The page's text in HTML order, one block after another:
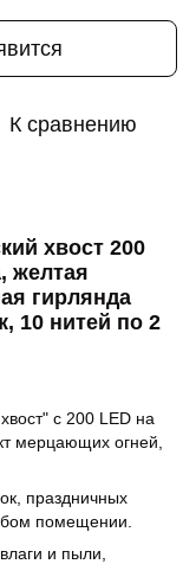
К сравнению
хвост 200
желтая
гирлянда
10 нитей по 2
с 200 LED на
мерцающих огней,
праздничных
помещении.
и пыли,